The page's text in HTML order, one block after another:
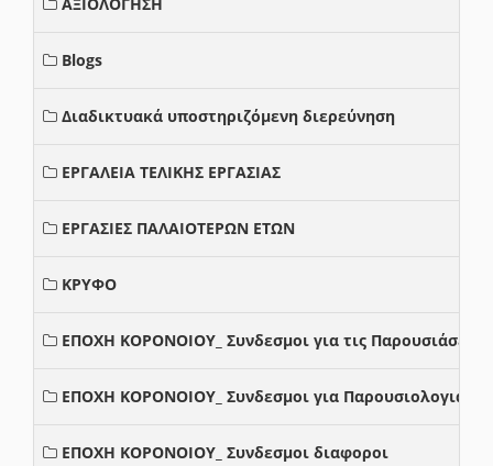
Blogs
Διαδικτυακά υποστηριζόμενη διερεύνηση
ΕΡΓΑΛΕΙΑ ΤΕΛΙΚΗΣ ΕΡΓΑΣΙΑΣ
ΕΡΓΑΣΙΕΣ ΠΑΛΑΙΟΤΕΡΩΝ ΕΤΩΝ
ΚΡΥΦΟ
ΕΠΟΧΗ ΚΟΡΟΝΟΙΟΥ_ Συνδεσμοι για τις Παρουσιάσεις
ΕΠΟΧΗ ΚΟΡΟΝΟΙΟΥ_ Συνδεσμοι για Παρουσιολογια
ΕΠΟΧΗ ΚΟΡΟΝΟΙΟΥ_ Συνδεσμοι διαφοροι